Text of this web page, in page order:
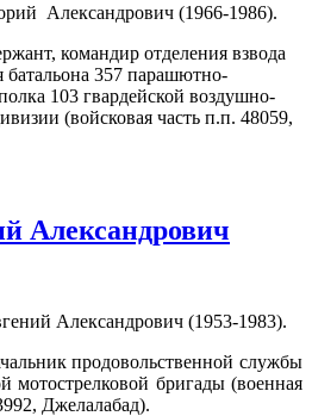
Александрович (1966-1986).
командир отделения взвода
батальона 357 парашютно-
103 гвардейской воздушно-
(войсковая часть п.п. 48059,
Александрович
Александрович (1953-1983).
продовольственной службы
мотострелковой бригады (военная
Джелалабад).